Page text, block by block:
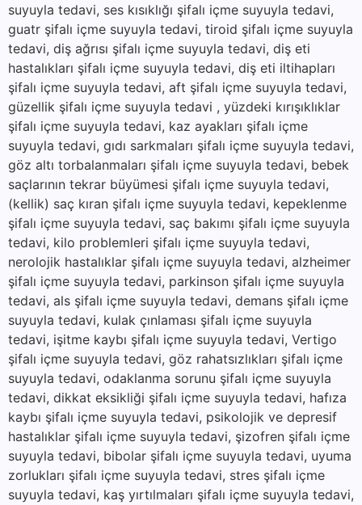
suyuyla tedavi, ses kısıklığı şifalı içme suyuyla tedavi,
guatr şifalı içme suyuyla tedavi, tiroid şifalı içme suyuyla
tedavi, diş ağrısı şifalı içme suyuyla tedavi, diş eti
hastalıkları şifalı içme suyuyla tedavi, diş eti iltihapları
şifalı içme suyuyla tedavi, aft şifalı içme suyuyla tedavi,
güzellik şifalı içme suyuyla tedavi , yüzdeki kırışıklıklar
şifalı içme suyuyla tedavi, kaz ayakları şifalı içme
suyuyla tedavi, gıdı sarkmaları şifalı içme suyuyla tedavi,
göz altı torbalanmaları şifalı içme suyuyla tedavi, bebek
saçlarının tekrar büyümesi şifalı içme suyuyla tedavi,
(kellik) saç kıran şifalı içme suyuyla tedavi, kepeklenme
şifalı içme suyuyla tedavi, saç bakımı şifalı içme suyuyla
tedavi, kilo problemleri şifalı içme suyuyla tedavi,
nerolojik hastalıklar şifalı içme suyuyla tedavi, alzheimer
şifalı içme suyuyla tedavi, parkinson şifalı içme suyuyla
tedavi, als şifalı içme suyuyla tedavi, demans şifalı içme
suyuyla tedavi, kulak çınlaması şifalı içme suyuyla
tedavi, işitme kaybı şifalı içme suyuyla tedavi, Vertigo
şifalı içme suyuyla tedavi, göz rahatsızlıkları şifalı içme
suyuyla tedavi, odaklanma sorunu şifalı içme suyuyla
tedavi, dikkat eksikliği şifalı içme suyuyla tedavi, hafıza
kaybı şifalı içme suyuyla tedavi, psikolojik ve depresif
hastalıklar şifalı içme suyuyla tedavi, şizofren şifalı içme
suyuyla tedavi, bibolar şifalı içme suyuyla tedavi, uyuma
zorlukları şifalı içme suyuyla tedavi, stres şifalı içme
suyuyla tedavi, kaş yırtılmaları şifalı içme suyuyla tedavi,